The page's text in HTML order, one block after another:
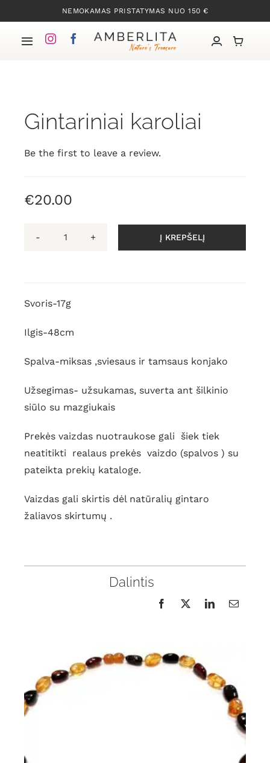
to
content
NEMOKAMAS PRISTATYMAS NUO 150 €
Toggle
Mūsų kolekcijos
Apie Gintarą
Kontaktai
Gintariniai karoliai
Be the first to leave a review.
€20.00
Į KREPŠELĮ
Svoris-17g
Ilgis-48cm
Spalva-miksas ,sviesaus ir tamsaus konjako
Užsegimas- užsukamas, suverta ant šilkinio
siūlo su mazgiukais
Prekės vaizdas nuotraukose gali šiek tiek
neatitikti realaus prekės vaizdo (spalvos ) su
pateikta prekių kataloge.
Vaizdas gali skirtis dėl natūralių gintaro
žaliavos skirtumų .
Dalintis